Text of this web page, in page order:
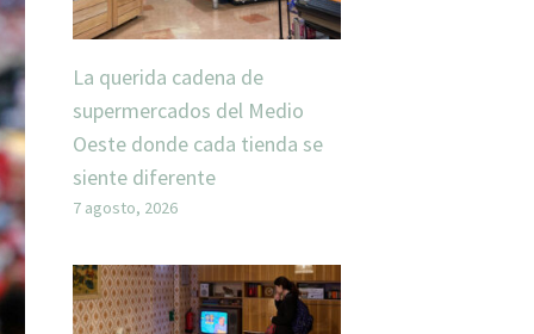
La querida cadena de
supermercados del Medio
Oeste donde cada tienda se
siente diferente
7 agosto, 2026